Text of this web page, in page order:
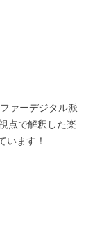
ァーデジタル派
点で解釈した楽
います！